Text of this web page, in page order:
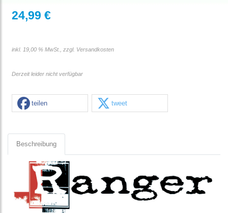
24,99 €
inkl. 19,00 % MwSt., zzgl. Versandkosten
Derzeit leider nicht verfügbar
teilen tweet
Beschreibung